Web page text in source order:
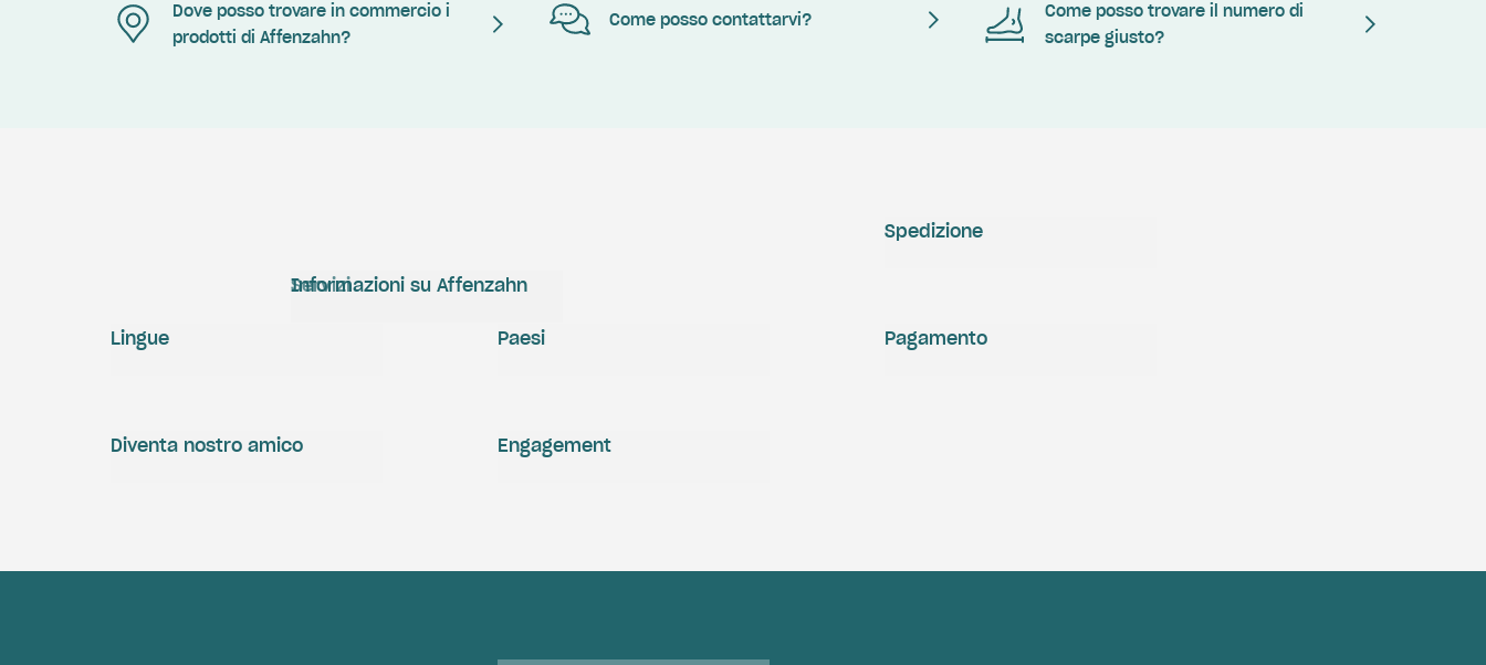
Dove posso trovare in commercio i
prodotti di Affenzahn?
Come posso contattarvi?
Come posso trovare il numero di
scarpe giusto?
Servizi
Informazioni su Affenzahn
Spedizione
Pagamento
Engagement
Diventa nostro amico
Lingue Paesi